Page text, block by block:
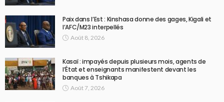
Paix dans l’Est : Kinshasa donne des gages, Kigali et
l’AFC/M23 interpellés
Août 8, 2026
Kasaï : impayés depuis plusieurs mois, agents de
l’État et enseignants manifestent devant les
banques à Tshikapa
Août 7, 2026